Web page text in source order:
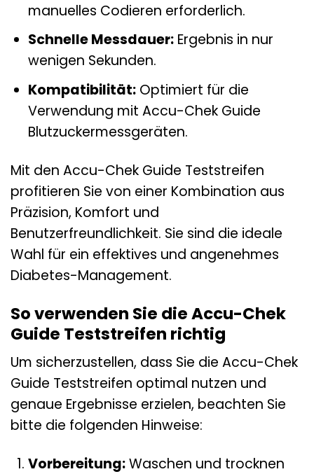
manuelles Codieren erforderlich.
Schnelle Messdauer:Ergebnis in nur
wenigen Sekunden.
Kompatibilität:Optimiert für die
Verwendung mit Accu-Chek Guide
Blutzuckermessgeräten.
Mit den Accu-Chek Guide Teststreifen
profitieren Sie von einer Kombination aus
Präzision, Komfort und
Benutzerfreundlichkeit. Sie sind die ideale
Wahl für ein effektives und angenehmes
Diabetes-Management.
So verwenden Sie die Accu-Chek
Guide Teststreifen richtig
Um sicherzustellen, dass Sie die Accu-Chek
Guide Teststreifen optimal nutzen und
genaue Ergebnisse erzielen, beachten Sie
bitte die folgenden Hinweise:
Vorbereitung:Waschen und trocknen